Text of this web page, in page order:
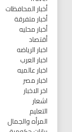
أخبار المحافظات
أخبار متفرقة
أخبار محليه
أقتصاد
اخبار الرياضه
اخبار العرب
اخبار عالميه
اخبار مصر
اخر الاخبار
اشعار
التعليم
المرأه والجمال